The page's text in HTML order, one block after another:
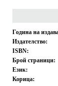
Година на
Издателство:
ISBN:
Брой страници:
Език:
Корица: